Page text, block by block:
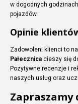
w dogodnych
pojazdów.
Opinie
Zadowoleni klienci to
Pałecznica cieszy się
Pozytywne recenzje i
naszych usług oraz
Zapraszamy